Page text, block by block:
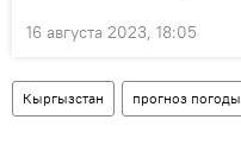
16 августа 2023, 18:05
Кыргызстан прогноз погоды